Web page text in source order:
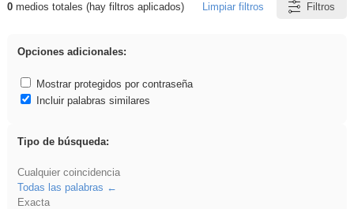
Resultados de: Ahmet
0medios totales (hay filtros aplicados) Limpiar filtros Filtros
Opciones adicionales:
Mostrar protegidos por contraseña
Incluir palabras similares
Tipo de búsqueda:
Cualquier coincidencia
Todas las palabras
Exacta